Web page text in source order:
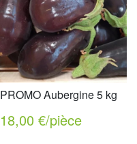
PROMO Aubergine 5 kg
18,00 €/pièce